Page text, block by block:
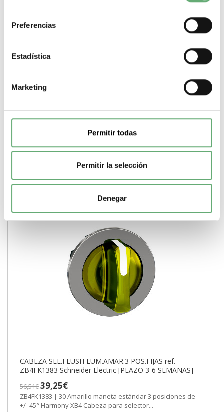
Preferencias
Estadística
Marketing
Permitir todas
Permitir la selección
Denegar
CABEZA SEL.FLUSH LUM.BLANCA 2 POS.RETORN.IZQ
ref. ZB4FK1413 Schneider Electric [PLAZO 3-6
ZB4FK1413 | 30 Blanco maneta estándar 2 posiciones de 90°
Harmony XB4 Cabeza para selector luminoso...
para selector luminoso Diametro de montaje30 mm Perfil del
operadorBlanco maneta estándar Nº posiciones2 posiciones de
Comprar
CABEZA SEL.FLUSH LUM.AMAR.3 POS.FIJAS ref.
ZB4FK1383 Schneider Electric [PLAZO 3-6 SEMANAS]
56,51€39,25€
ZB4FK1383 | 30 Amarillo maneta estándar 3 posiciones de
+/- 45° Harmony XB4 Cabeza para selector...